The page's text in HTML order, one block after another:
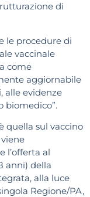
di
le procedure di
vaccinale
come
aggiornabile
alle evidenze
biomedico”.
quella sul vaccino
l’offerta al
anni) della
alla luce
Regione/PA,